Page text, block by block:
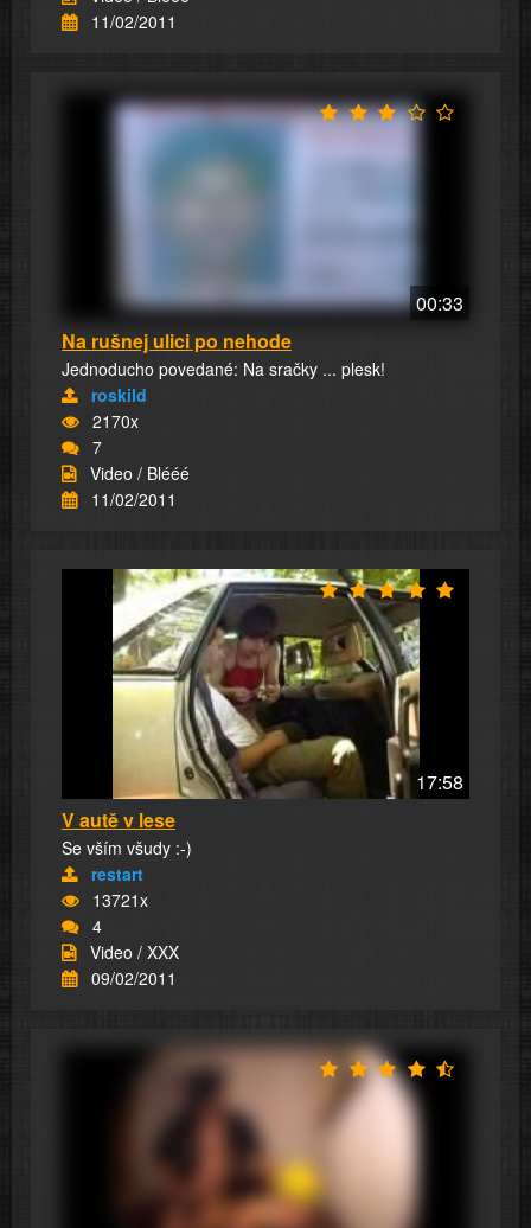
11/02/2011
00:33
Na rušnej ulici po nehode
Jednoducho povedané: Na sračky ... plesk!
roskild
2170x
7
Video / Blééé
11/02/2011
17:58
V autě v lese
Se vším všudy :-)
restart
13721x
4
Video / XXX
09/02/2011